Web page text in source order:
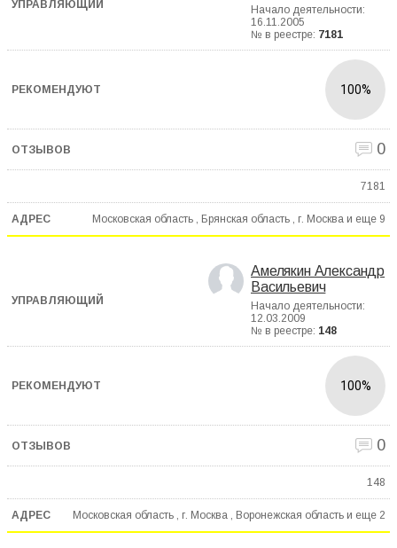
Начало деятельности:
16.11.2005
№ в реестре: 7181
100%
0
7181
Московская область , Брянская область , г. Москва и еще 9
Амелякин Александр
Васильевич
Начало деятельности:
12.03.2009
№ в реестре: 148
100%
0
148
Московская область , г. Москва , Воронежская область и еще 2